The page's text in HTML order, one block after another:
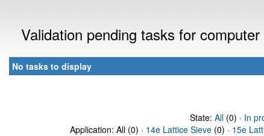
Validation pending tasks for
No tasks to display
State: All(0) · In
Application: All (0) · 14e Lattice Sieve (0) · 15e